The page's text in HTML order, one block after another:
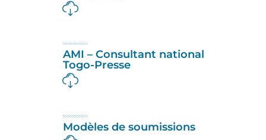
AMI – Consultant national
Togo-Presse
Modèles de soumissions